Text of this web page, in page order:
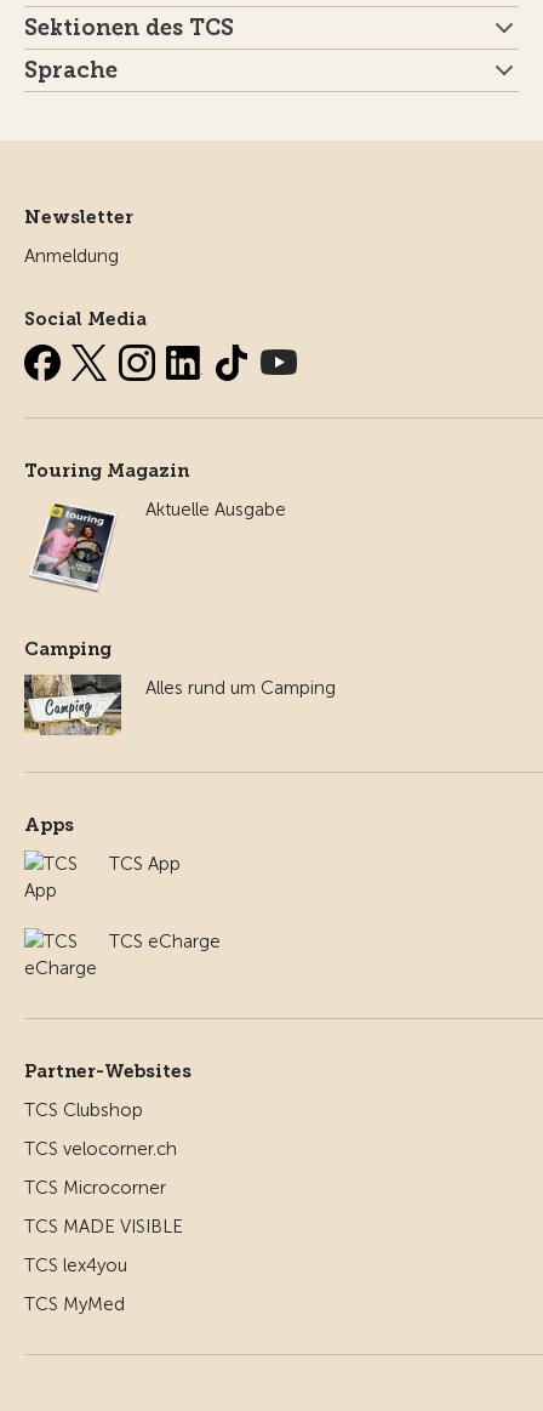
Sektionen des TCS
Sprache
Newsletter
Anmeldung
Social Media
Touring Magazin
Aktuelle Ausgabe
Camping
Alles rund um Camping
Apps
TCS App
TCS eCharge
Partner-Websites
TCS Clubshop
TCS velocorner.ch
TCS Microcorner
TCS MADE VISIBLE
TCS lex4you
TCS MyMed